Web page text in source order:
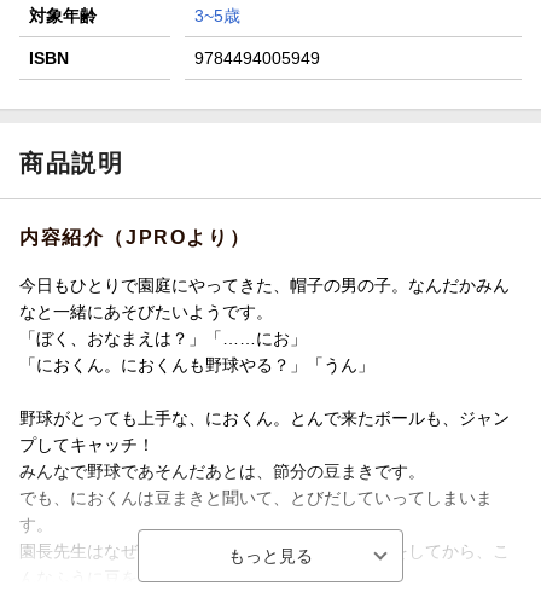
対象年齢 3~5歳
ISBN 9784494005949
商品説明
内容紹介（JPROより）
今日もひとりで園庭にやってきた、帽子の男の子。なんだかみん
なと一緒にあそびたいようです。
「ぼく、おなまえは？」「……にお」
「におくん。におくんも野球やる？」「うん」
野球がとっても上手な、におくん。とんで来たボールも、ジャン
プしてキャッチ！
みんなで野球であそんだあとは、節分の豆まきです。
でも、におくんは豆まきと聞いて、とびだしていってしまいま
す。
園長先生はなぜ節分で豆をまくか、みんなに説明をしてから、こ
んなふうに豆をまきました。